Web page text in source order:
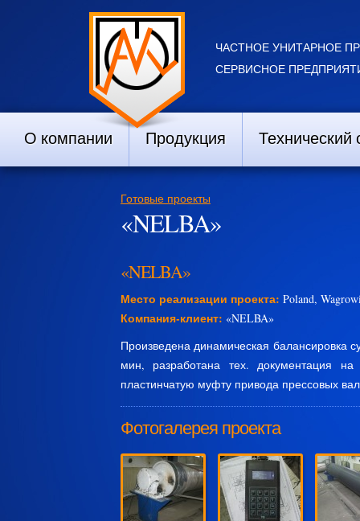
ЧАСТНОЕ УНИТАРНОЕ
СЕРВИСНОЕ
О компании Продукция Технический
Готовые проекты
«NELBA»
«NELBA»
Место реализации проекта: Poland,
Компания-клиент: «NELBA»
Произведена динамическая балансировка
мин, разработана тех. документация
пластинчатую муфту привода прессовых
Фотогалерея проекта